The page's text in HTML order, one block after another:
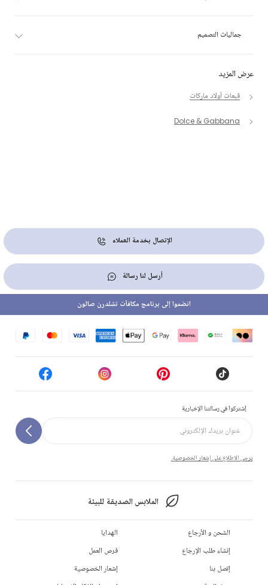
عرض المزيد
قبعات أولاد ماركات
Dolce & Gabbana
جماليات التصميم
الإتصال بخدمة العملاء
أرسل لنا رسالة
إشتركوا في رسالتنا الإخبارية
يرجى الاطلاع على إشعار الخصوصية.
الملابس الصديقة للبيئة
انضموا إلى برنامج مكافآت تشلدرن صالون
الشحن و الأرجاع
إنشاء طلب الإرجاع
إتصل بنا
الهدايا
فرص العمل
إشعار الخصوصية